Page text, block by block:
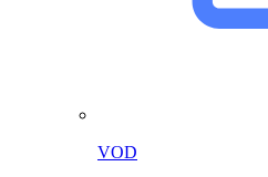
VOD